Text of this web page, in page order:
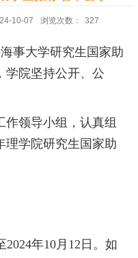
10-07 浏览次数： 327
事大学研究生国家助
学院坚持公开、公
作领导小组，认真组
理学院研究生国家助
2024年10月12日。如